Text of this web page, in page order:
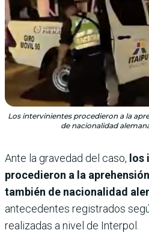
Los intervinientes procedieron a la
de nacionalidad
Ante la gravedad del caso, los
procedieron a la
también de nacionalidad
antecedentes registrados
realizadas a nivel de Interpol.